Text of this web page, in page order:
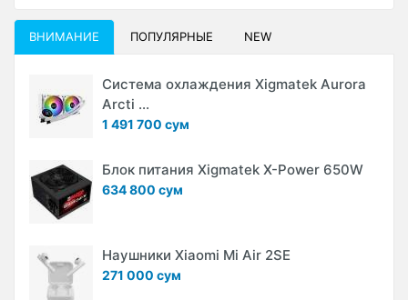
ВНИМАНИЕ ПОПУЛЯРНЫЕ NEW
Система охлаждения Xigmatek Aurora
Arcti ...
1 491 700 сум
Блок питания Xigmatek X-Power 650W
634 800 сум
Наушники Xiaomi Mi Air 2SE
271 000 сум